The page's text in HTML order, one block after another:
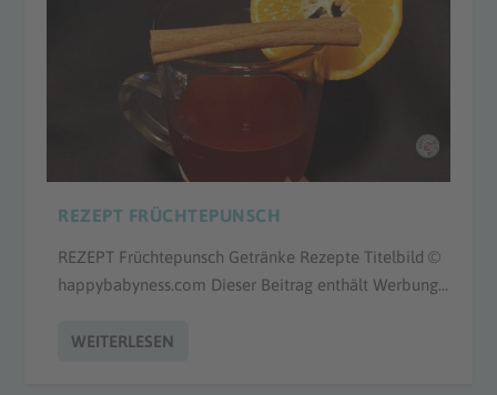
REZEPT FRÜCHTEPUNSCH
REZEPT Früchtepunsch Getränke Rezepte Titelbild ©
happybabyness.com Dieser Beitrag enthält Werbung...
WEITERLESEN